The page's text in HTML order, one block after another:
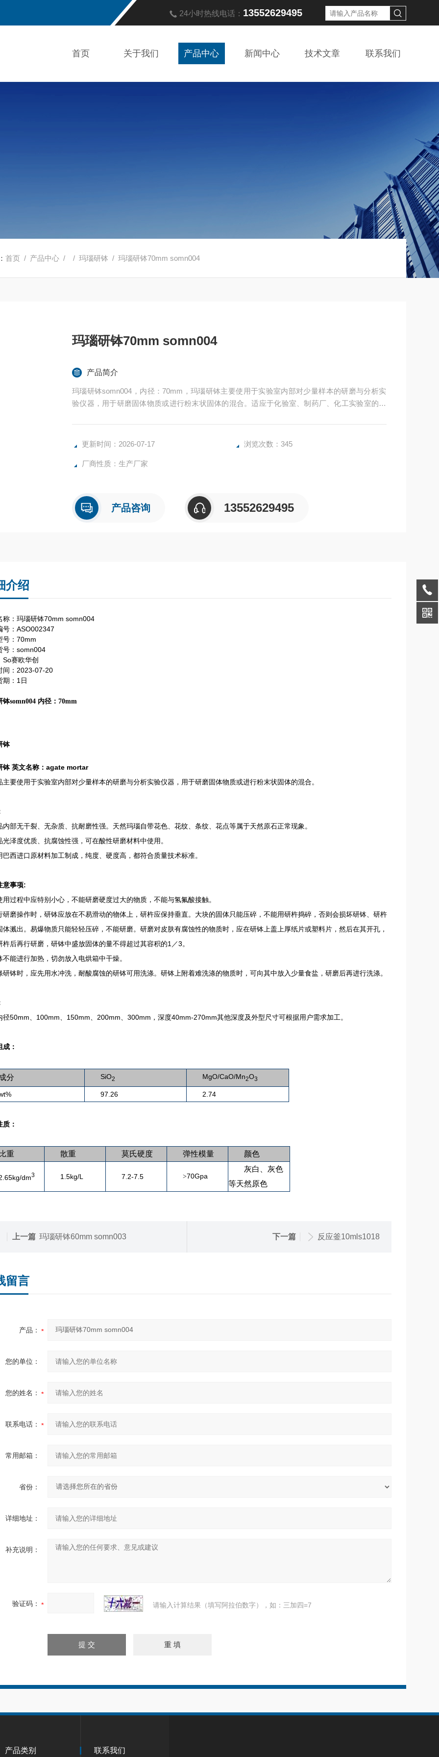
24小时热线电话： 13552629495
首页 关于我们 产品中心 新闻中心 技术文章 联系我们
首页 / 产品中心 / /玛瑙研钵 / 玛瑙研钵70mm somn004
玛瑙研钵70mm somn004
产品简介
玛瑙研钵somn004，内径：70mm，玛瑙研钵主要使用于实验室内部对少量样本的研磨与分析实
验仪器，用于研磨固体物质或进行粉末状固体的混合。适应于化验室、制药厂、化工实验室的高
更新时间：2026-07-17 浏览次数：345
厂商性质：生产厂家
产品咨询 13552629495
介绍
称：玛瑙研钵70mm somn004
号：ASO002347
号：70mm
号：somn004
So赛欧华创
间：2023-07-20
期：1日
钵somn004 内径：70mm
钵
钵 英文名称：agate mortar
主要使用于实验室内部对少量样本的研磨与分析实验仪器，用于研磨固体物质或进行粉末状固体的混合。
部无干裂、无杂质、抗耐磨性强。天然玛瑙自带花色、花纹、条纹、花点等属于天然原石正常现象。
泽度优质、抗腐蚀性强，可在酸性研磨材料中使用。
西进口原材料加工制成，纯度、硬度高，都符合质量技术标准。
意事项:
过程中应特别小心，不能研磨硬度过大的物质，不能与氢氟酸接触。
磨操作时，研钵应放在不易滑动的物体上，研杵应保持垂直。大块的固体只能压碎，不能用研杵捣碎，否则会损坏研钵、研杵
体溅出。易爆物质只能轻轻压碎，不能研磨。研磨对皮肤有腐蚀性的物质时，应在研钵上盖上厚纸片或塑料片，然后在其开孔，
杵后再行研磨，研钵中盛放固体的量不得超过其容积的1／3。
能进行加热，切勿放入电烘箱中干燥。
钵时，应先用水冲洗，耐酸腐蚀的研钵可用洗涤。研钵上附着难洗涤的物质时，可向其中放入少量食盐，研磨后再进行洗涤。
径50mm、100mm、150mm、200mm、300mm，深度40mm-270mm其他深度及外型尺寸可根据用户需求加工。
成：
分 SiO2 MgO/CaO/Mn2O3
97.26 2.74
质：
重 散重 莫氏硬度 弹性模量 颜色
dm3 1.5kg/L 7.2-7.5 >70Gpa
灰白、灰色
等天然原色
上一篇 玛瑙研钵60mm somn003 下一篇 反应釜10mls1018
留言
产品：
您的单位：
您的姓名：
联系电话：
常用邮箱：
省份：
详细地址：
补充说明：
验证码： 请输入计算结果（填写阿拉伯数字），如：三加四=7
产品类别 联系我们